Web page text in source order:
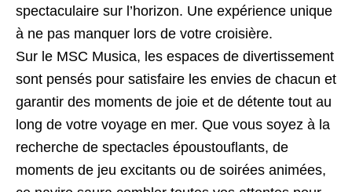
spectaculaire sur l’horizon. Une expérience unique
à ne pas manquer lors de votre croisière.
Sur le MSC Musica, les espaces de divertissement
sont pensés pour satisfaire les envies de chacun et
garantir des moments de joie et de détente tout au
long de votre voyage en mer. Que vous soyez à la
recherche de spectacles époustouflants, de
moments de jeu excitants ou de soirées animées,